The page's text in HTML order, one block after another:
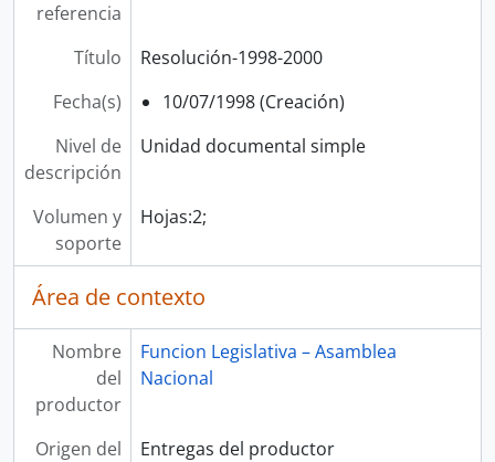
referencia
Título
Resolución-1998-2000
Fecha(s)
10/07/1998 (Creación)
Nivel de
descripción
Unidad documental simple
Volumen y
soporte
Hojas:2;
Área de contexto
Nombre
del
productor
Funcion Legislativa – Asamblea
Nacional
Origen del
Entregas del productor